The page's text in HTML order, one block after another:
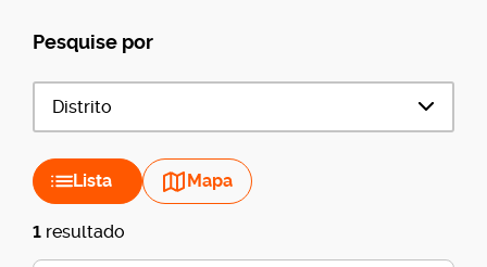
Pesquise por
Distrito
Lista Mapa
1 resultado